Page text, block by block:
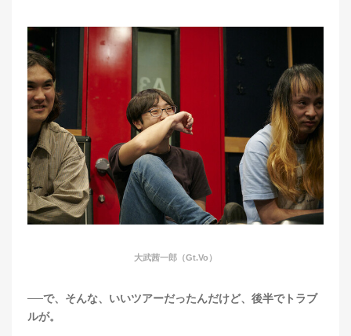
大武茜一郎（Gt.Vo）
──で、そんな、いいツアーだったんだけど、後半でトラブ
ルが。